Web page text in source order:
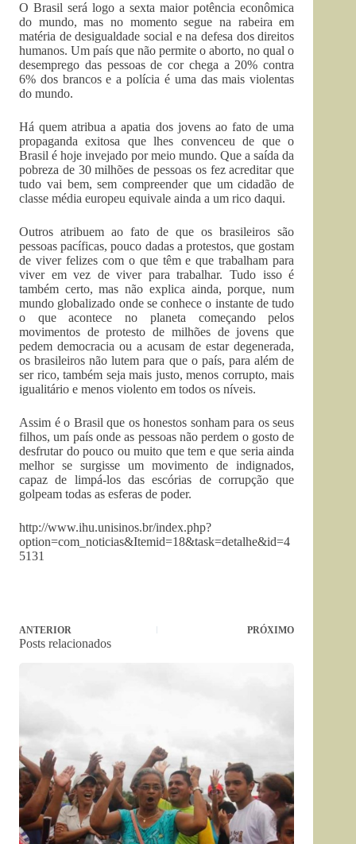
O Brasil será logo a sexta maior potência econômica
do mundo, mas no momento segue na rabeira em
matéria de desigualdade social e na defesa dos direitos
humanos. Um país que não permite o aborto, no qual o
desemprego das pessoas de cor chega a 20% contra
6% dos brancos e a polícia é uma das mais violentas
do mundo.
Há quem atribua a apatia dos jovens ao fato de uma
propaganda exitosa que lhes convenceu de que o
Brasil é hoje invejado por meio mundo. Que a saída da
pobreza de 30 milhões de pessoas os fez acreditar que
tudo vai bem, sem compreender que um cidadão de
classe média europeu equivale ainda a um rico daqui.
Outros atribuem ao fato de que os brasileiros são
pessoas pacíficas, pouco dadas a protestos, que gostam
de viver felizes com o que têm e que trabalham para
viver em vez de viver para trabalhar. Tudo isso é
também certo, mas não explica ainda, porque, num
mundo globalizado onde se conhece o instante de tudo
o que acontece no planeta começando pelos
movimentos de protesto de milhões de jovens que
pedem democracia ou a acusam de estar degenerada,
os brasileiros não lutem para que o país, para além de
ser rico, também seja mais justo, menos corrupto, mais
igualitário e menos violento em todos os níveis.
Assim é o Brasil que os honestos sonham para os seus
filhos, um país onde as pessoas não perdem o gosto de
desfrutar do pouco ou muito que tem e que seria ainda
melhor se surgisse um movimento de indignados,
capaz de limpá-los das escórias de corrupção que
golpeam todas as esferas de poder.
http://www.ihu.unisinos.br/index.php?
option=com_noticias&Itemid=18&task=detalhe&id=4
5131
ANTERIOR PRÓXIMO
Posts relacionados